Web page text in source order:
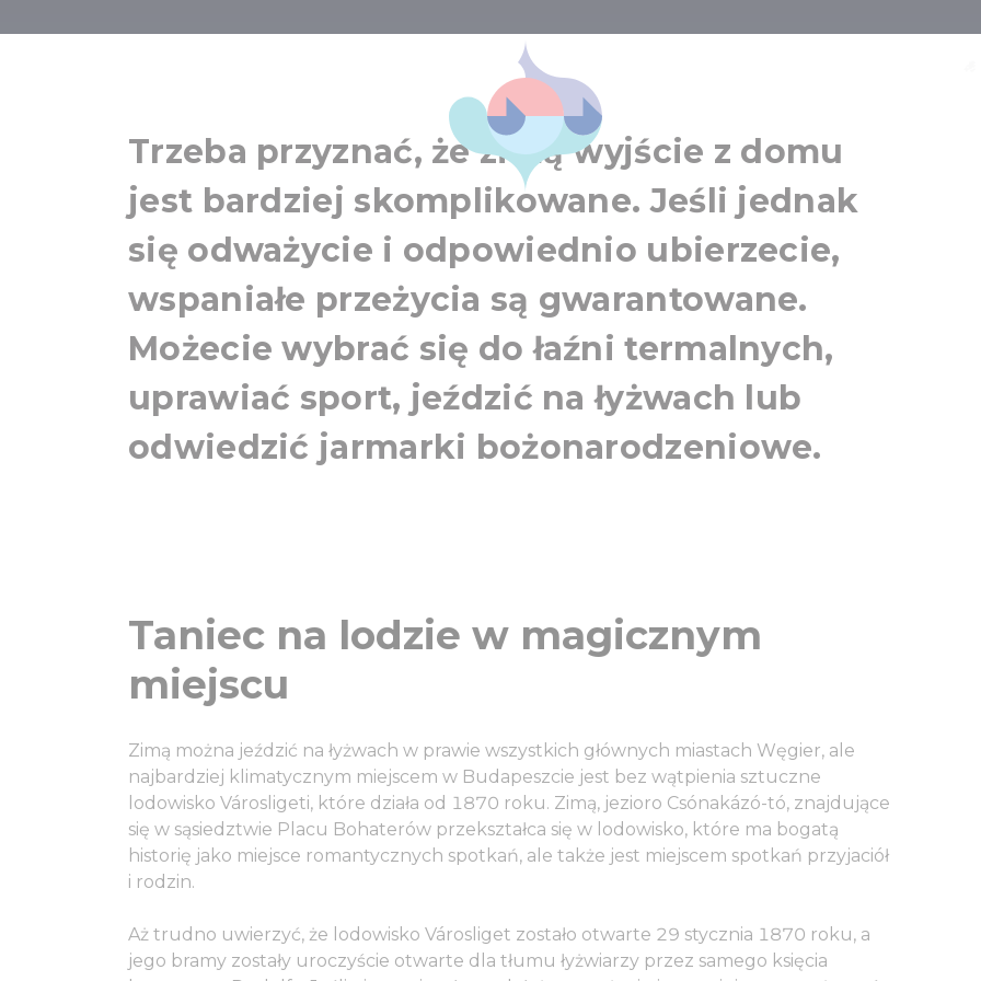
Lista rzeczy do zrobienia
Trzeba przyznać, że zimą wyjście z domu
jest bardziej skomplikowane. Jeśli jednak
się odważycie i odpowiednio ubierzecie,
wspaniałe przeżycia są gwarantowane.
Możecie wybrać się do łaźni termalnych,
uprawiać sport, jeździć na łyżwach lub
odwiedzić jarmarki bożonarodzeniowe.
Taniec na lodzie w magicznym
miejscu
Zimą można jeździć na łyżwach w prawie wszystkich głównych miastach Węgier, ale
najbardziej klimatycznym miejscem w Budapeszcie jest bez wątpienia sztuczne
lodowisko Városligeti, które działa od 1870 roku. Zimą, jezioro Csónakázó-tó, znajdujące
się w sąsiedztwie Placu Bohaterów przekształca się w lodowisko, które ma bogatą
historię jako miejsce romantycznych spotkań, ale także jest miejscem spotkań przyjaciół
i rodzin.
Aż trudno uwierzyć, że lodowisko Városliget zostało otwarte 29 stycznia 1870 roku, a
jego bramy zostały uroczyście otwarte dla tłumu łyżwiarzy przez samego księcia